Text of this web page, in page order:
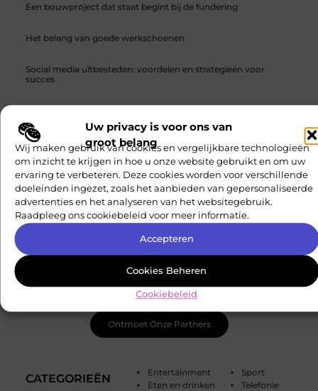
Uw privacy is voor ons van
groot belang
Wij maken gebruik van cookies en vergelijkbare technologieën
om inzicht te krijgen in hoe u onze website gebruikt en om uw
ervaring te verbeteren. Deze cookies worden voor verschillende
doeleinden ingezet, zoals het aanbieden van gepersonaliseerde
advertenties en het analyseren van het websitegebruik.
Raadpleeg ons cookiebeleid voor meer informatie.
Accepteren
Cookies Beheren
Cookiebeleid
Een bouwproject dat staat begint bij de fundering
Het belang van goede werkschoenen
Social media uitbesteden: voordelen en strategieën voor
succes
Hoe zorg je voor consistente content output?
CATEGORIEËN
Entertainment
Eten en drinken
Sport
Telefonie
MEDIA EN BEROEMDHEDEN
Onze partners op verschillende thema's
Ontdek meer over onze partners en hun expertise op
verschillende thema's. Leer meer over hun
specifieke behoeften.
Ontmoet Onze Partners